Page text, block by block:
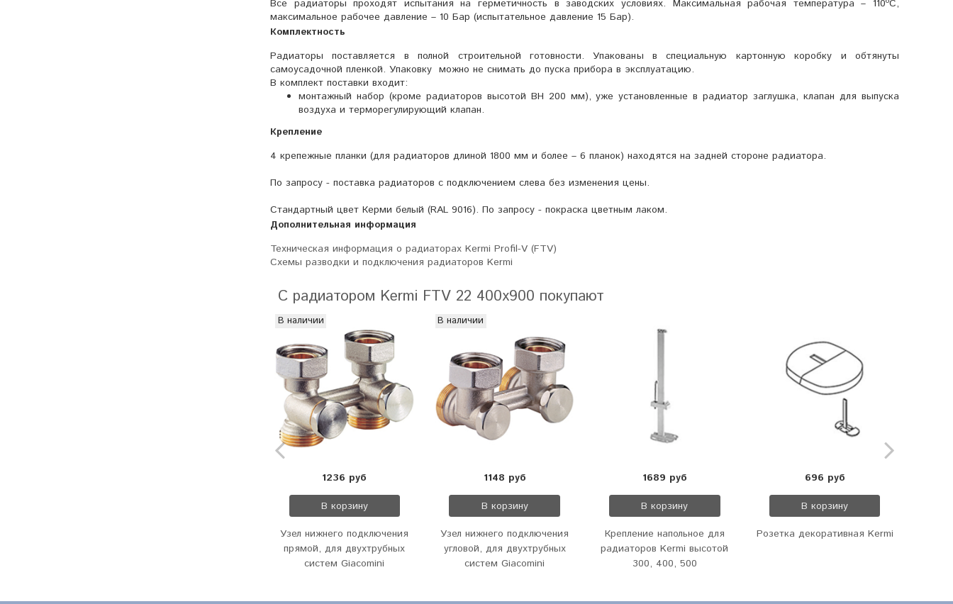
Все радиаторы проходят испытания на герметичность в заводских условиях. Максимальная рабочая температура – 110ºС,
максимальное рабочее давление – 10 Бар (испытательное давление 15 Бар).
Комплектность
Радиаторы поставляется в полной строительной готовности. Упакованы в специальную картонную коробку и обтянуты
самоусадочной пленкой. Упаковку можно не снимать до пуска прибора в эксплуатацию.
В комплект поставки входит:
монтажный набор (кроме радиаторов высотой BH 200 мм), уже установленные в радиатор заглушка, клапан для выпуска
воздуха и терморегулирующий клапан.
Крепление
4 крепежные планки (для радиаторов длиной 1800 мм и более – 6 планок) находятся на задней стороне радиатора.
По запросу - поставка радиаторов с подключением слева без изменения цены.
Стандартный цвет Керми белый (RAL 9016). По запросу - покраска цветным лаком.
Дополнительная информация
Техническая информация о радиаторах Kermi Profil-V (FTV)
Схемы разводки и подключения радиаторов Kermi
С радиатором Kermi FTV 22 400x900 покупают
В наличии
1236 руб
В корзину
Узел нижнего подключения
прямой, для двухтрубных
систем Giacomini
В наличии
1148 руб
В корзину
Узел нижнего подключения
угловой, для двухтрубных
систем Giacomini
1689 руб
В корзину
Крепление напольное для
радиаторов Kermi высотой
300, 400, 500
696 руб
В корзину
Розетка декоративная Kermi